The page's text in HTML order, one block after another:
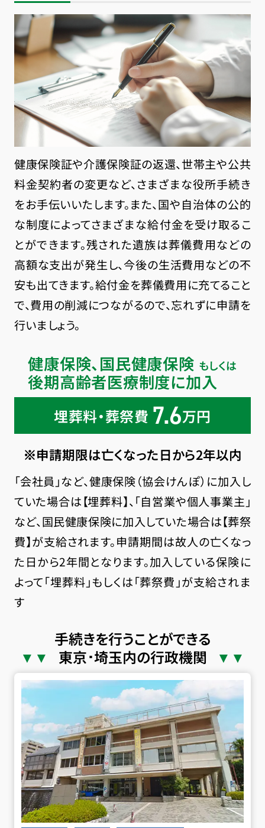
健康保険証や介護保険証の返還、世帯主や公共
料金契約者の変更など、さまざまな役所手続き
をお手伝いいたします。また、国や自治体の公的
な制度によってさまざまな給付金を受け取るこ
とができます。残された遺族は葬儀費用などの
高額な支出が発生し、今後の生活費用などの不
安も出てきます。給付金を葬儀費用に充てること
で、費用の削減につながるので、忘れずに申請を
行いましょう。
健康保険、国民健康保険 もしくは
後期高齢者医療制度に加入
埋葬料・葬祭費 7.6万円
※申請期限は亡くなった日から2年以内
「会社員」など、健康保険（協会けんぽ）に加入し
ていた場合は【埋葬料】、「自営業や個人事業主」
など、国民健康保険に加入していた場合は【葬祭
費】が支給されます。申請期間は故人の亡くなっ
た日から2年間となります。加入している保険に
よって「埋葬料」もしくは「葬祭費」が支給されま
す
手続きを行うことができる
東京･埼玉内の行政機関